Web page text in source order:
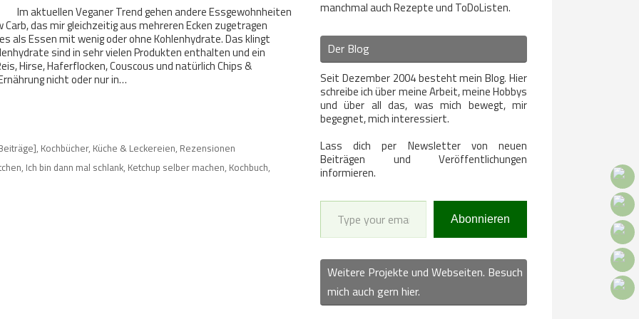
Im aktuellen Veganer Trend gehen andere Essgewohnheiten
das mir gleichzeitig aus mehreren Ecken zugetragen
als Essen mit wenig oder ohne Kohlenhydrate. Das klingt
sind in sehr vielen Produkten enthalten und ein
Hirse, Haferflocken, Couscous und natürlich Chips &
nicht oder nur in…
, Kochbücher, Küche & Leckereien, Rezensionen
, Ich bin dann mal schlank, Ketchup selber machen, Kochbuch,
manchmal auch Rezepte und ToDoListen.
Der Blog
Seit Dezember 2004 besteht mein Blog. Hier
schreibe ich über meine Arbeit, meine Hobbys
und über all das, was mich bewegt, mir
begegnet, mich interessiert.
Lass dich per Newsletter von neuen
Beiträgen und Veröffentlichungen
informieren.
Type your email…
Abonnieren
Weitere Projekte und Webseiten. Besuch
mich auch gern hier.